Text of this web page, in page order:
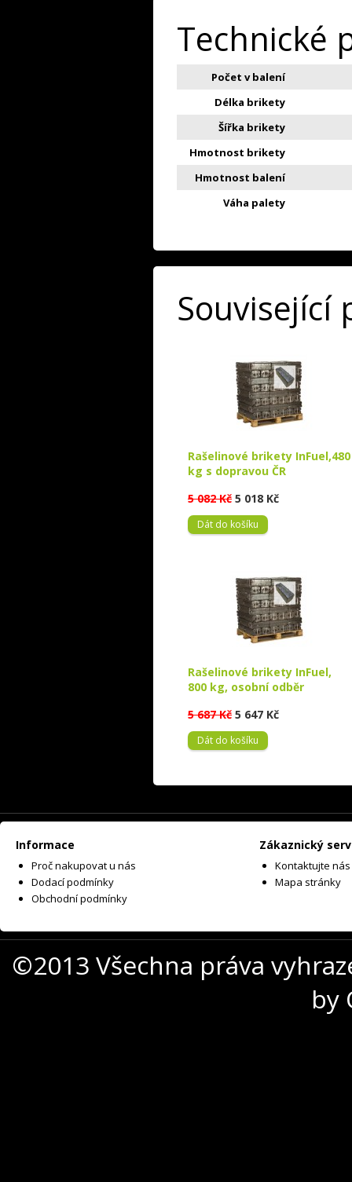
Technické
Počet v balení
Délka brikety
Šířka brikety
Hmotnost brikety
Hmotnost balení
Váha palety
Související
Rašelinové brikety InFuel,480
kg s dopravou ČR
5 082 Kč 5 018 Kč
Dát do košíku
Rašelinové brikety InFuel,
800 kg, osobní odběr
5 687 Kč 5 647 Kč
Dát do košíku
Informace
Proč nakupovat u nás
Dodací podmínky
Obchodní podmínky
Zákaznický
Kontaktujte nás
Mapa stránky
©2013 Všechna práva
by